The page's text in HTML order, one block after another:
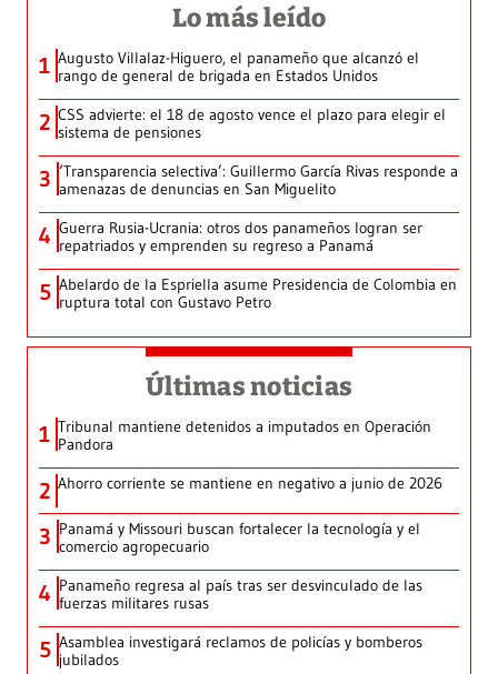
Lo más leído
1 Augusto Villalaz-Higuero, el panameño que alcanzó el
rango de general de brigada en Estados Unidos
2 CSS advierte: el 18 de agosto vence el plazo para elegir el
sistema de pensiones
3 ‘Transparencia selectiva’: Guillermo García Rivas responde a
amenazas de denuncias en San Miguelito
4 Guerra Rusia-Ucrania: otros dos panameños logran ser
repatriados y emprenden su regreso a Panamá
5 Abelardo de la Espriella asume Presidencia de Colombia en
ruptura total con Gustavo Petro
Últimas noticias
1 Tribunal mantiene detenidos a imputados en Operación
Pandora
2 Ahorro corriente se mantiene en negativo a junio de 2026
3 Panamá y Missouri buscan fortalecer la tecnología y el
comercio agropecuario
4 Panameño regresa al país tras ser desvinculado de las
fuerzas militares rusas
5 Asamblea investigará reclamos de policías y bomberos
jubilados